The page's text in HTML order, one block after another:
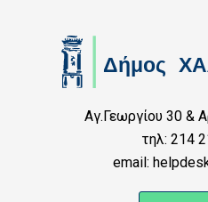
Αγ.Γεωργίου 30 &
τηλ: 214
email: